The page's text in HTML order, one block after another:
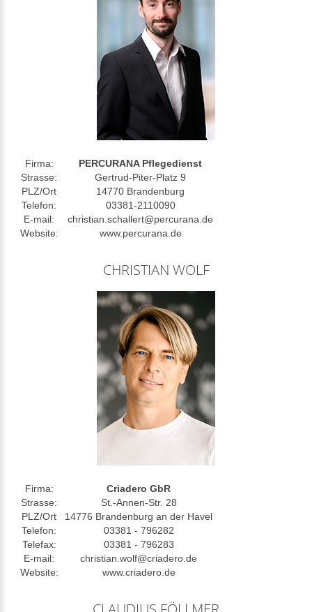
Firma:
PERCURANA Pflegedienst
Strasse:
Gertrud-Piter-Platz 9
PLZ/Ort
14770 Brandenburg
Telefon:
03381-2110090
E-mail:
christian.schallert@percurana.de
Website:
www.percurana.de
CHRISTIAN WOLF
Firma:
Criadero GbR
Strasse:
St.-Annen-Str. 28
PLZ/Ort
14776 Brandenburg an der Havel
Telefon:
03381 - 796282
Telefax:
03381 - 796283
E-mail:
christian.wolf@criadero.de
Website:
www.criadero.de